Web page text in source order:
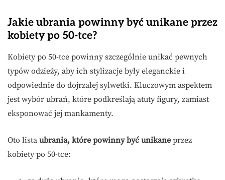
Jakie ubrania powinny być unikane przez
kobiety po 50-tce?
Kobiety po 50-tce powinny szczególnie unikać pewnych
typów odzieży, aby ich stylizacje były eleganckie i
odpowiednie do dojrzałej sylwetki. Kluczowym aspektem
jest wybór ubrań, które podkreślają atuty figury, zamiast
eksponować jej mankamenty.
Oto lista ubrania, które powinny być unikane przez
kobiety po 50-tce: